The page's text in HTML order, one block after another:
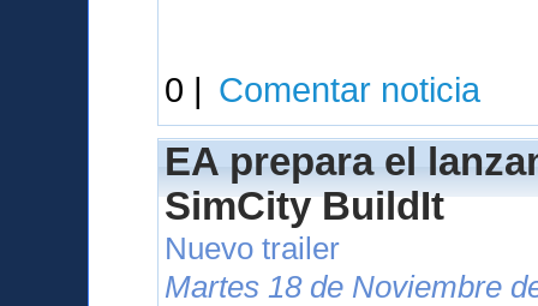
0 | Comentar noticia
EA prepara el
SimCity BuildIt
Nuevo trailer
Martes 18 de Noviembre